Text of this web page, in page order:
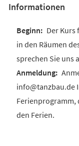
Informationen
Der Kurs
in den Räumen
sprechen Sie uns
info@tanzbau.de
Ferienprogramm,
den Ferien.